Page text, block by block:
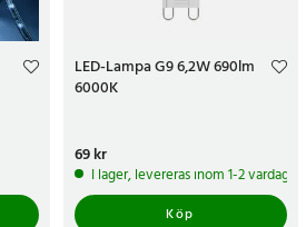
LED-Lampa G9 6,2W 690lm
6000K
Pris:
69 kr
I lager, levereras inom 1-2 vardagar
Köp